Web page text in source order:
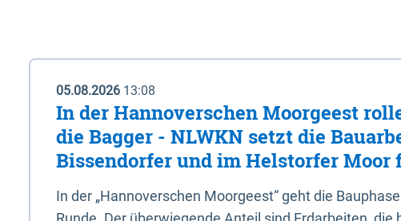
05.08.2026 13:08
In der Hannoverschen Moorgeest
die Bagger - NLWKN setzt die
Bissendorfer und im Helstorfer Moor
In der „Hannoverschen Moorgeest“ geht die